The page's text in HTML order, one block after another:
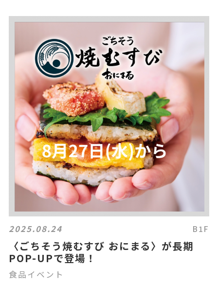
2025.08.24 B1F
〈ごちそう焼むすび おにまる〉が長期
POP-UPで登場！
食品イベント